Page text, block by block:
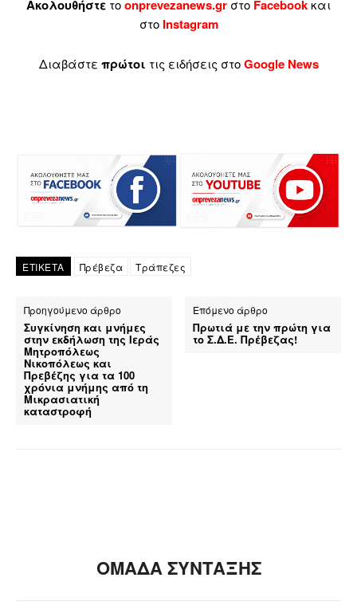
Ακολουθήστε τοonprevezanews.gr στο Facebookκαι
στο Instagram
Διαβάστε πρώτοι τις ειδήσεις στοGoogle News
ΕΤΙΚΕΤΑ Πρέβεζα Τράπεζες
Προηγούμενο άρθρο
Συγκίνηση και μνήμες
στην εκδήλωση της Ιεράς
Μητροπόλεως
Νικοπόλεως και
Πρεβέζης για τα 100
χρόνια μνήμης από τη
Μικρασιατική
καταστροφή
Επόμενο άρθρο
Πρωτιά με την πρώτη για
το Σ.Δ.Ε. Πρέβεζας!
ΟΜΑΔΑ ΣΥΝΤΑΞΗΣ